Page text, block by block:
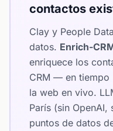
contactos
Clay y People
datos. Enrich-
enriquece los
CRM — en tiempo
la web en vivo.
París (sin
puntos de datos